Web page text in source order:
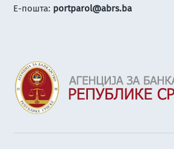
Е-пошта: portparol@abrs.ba